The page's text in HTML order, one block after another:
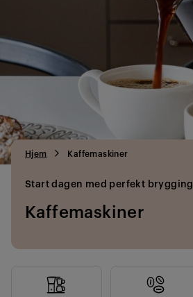
Hjem Kaffemaskiner
Start dagen med perfekt brygging
Kaffemaskiner